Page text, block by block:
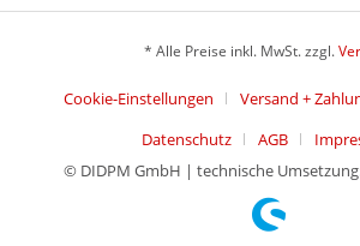
* Alle Preise inkl. MwSt. zzgl.
Cookie-Einstellungen Versand +
Datenschutz
AGB
© DIDPM GmbH | technische